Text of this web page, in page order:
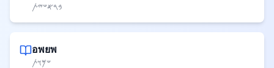
𐤁𐤓𐤀𐤔𐤉𐤕
อพยพ
𐤔𐤌𐤅𐤕